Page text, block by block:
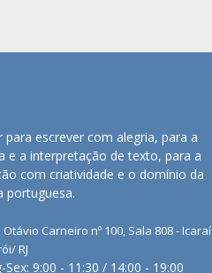
para escrever com alegria, para a
e a interpretação de texto, para a
com criatividade e o domínio da
portuguesa.
Otávio Carneiro nº 100, Sala 808 - Icaraí
RJ
Sex: 9:00 - 11:30 / 14:00 - 19:00